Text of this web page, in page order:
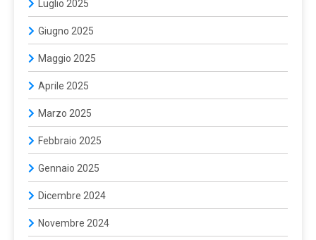
Luglio 2025
Giugno 2025
Maggio 2025
Aprile 2025
Marzo 2025
Febbraio 2025
Gennaio 2025
Dicembre 2024
Novembre 2024